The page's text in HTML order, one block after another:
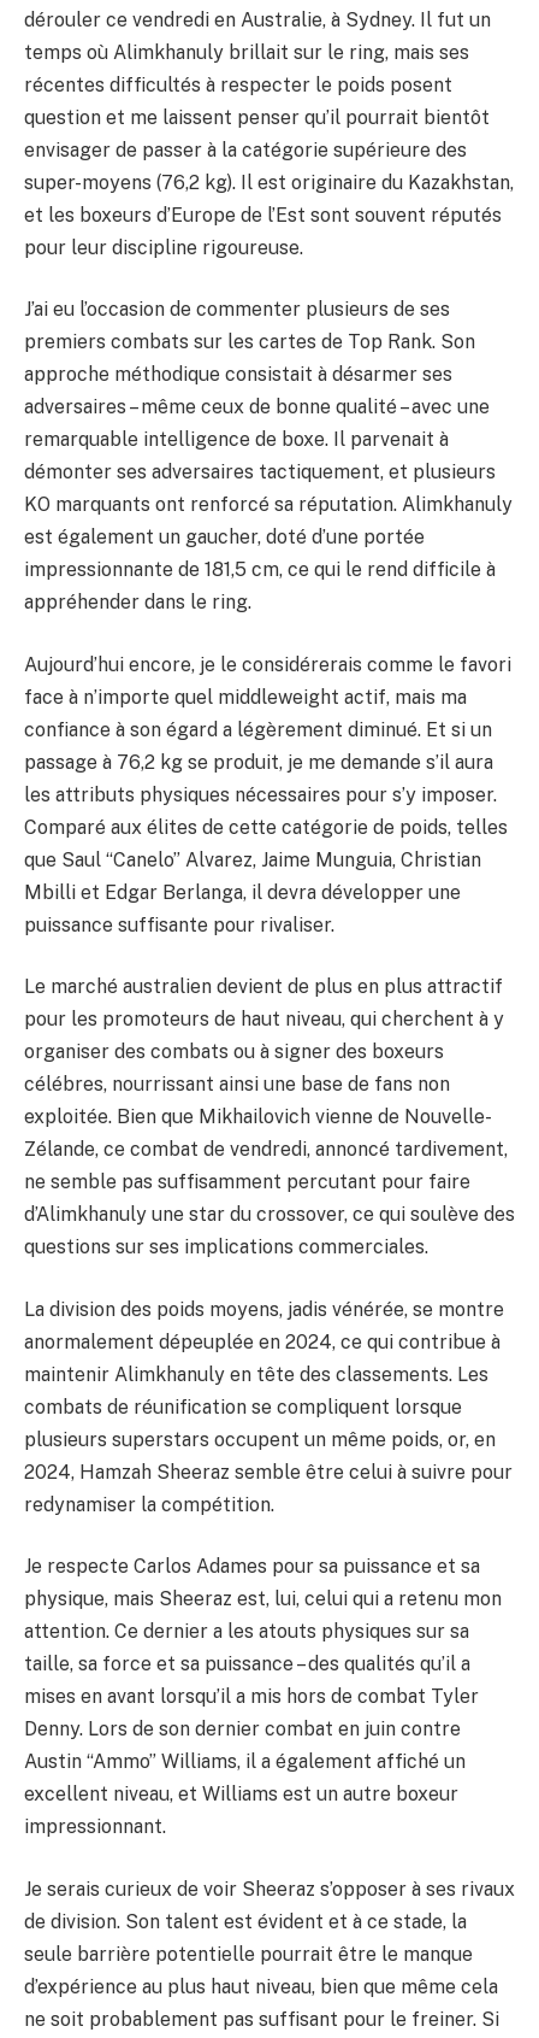
dérouler ce vendredi en Australie, à Sydney. Il fut un
temps où Alimkhanuly brillait sur le ring, mais ses
récentes difficultés à respecter le poids posent
question et me laissent penser qu’il pourrait bientôt
envisager de passer à la catégorie supérieure des
super-moyens (76,2 kg). Il est originaire du Kazakhstan,
et les boxeurs d’Europe de l’Est sont souvent réputés
pour leur discipline rigoureuse.
J’ai eu l’occasion de commenter plusieurs de ses
premiers combats sur les cartes de Top Rank. Son
approche méthodique consistait à désarmer ses
adversaires – même ceux de bonne qualité – avec une
remarquable intelligence de boxe. Il parvenait à
démonter ses adversaires tactiquement, et plusieurs
KO marquants ont renforcé sa réputation. Alimkhanuly
est également un gaucher, doté d’une portée
impressionnante de 181,5 cm, ce qui le rend difficile à
appréhender dans le ring.
Aujourd’hui encore, je le considérerais comme le favori
face à n’importe quel middleweight actif, mais ma
confiance à son égard a légèrement diminué. Et si un
passage à 76,2 kg se produit, je me demande s’il aura
les attributs physiques nécessaires pour s’y imposer.
Comparé aux élites de cette catégorie de poids, telles
que Saul “Canelo” Alvarez, Jaime Munguia, Christian
Mbilli et Edgar Berlanga, il devra développer une
puissance suffisante pour rivaliser.
Le marché australien devient de plus en plus attractif
pour les promoteurs de haut niveau, qui cherchent à y
organiser des combats ou à signer des boxeurs
célébres, nourrissant ainsi une base de fans non
exploitée. Bien que Mikhailovich vienne de Nouvelle-
Zélande, ce combat de vendredi, annoncé tardivement,
ne semble pas suffisamment percutant pour faire
d’Alimkhanuly une star du crossover, ce qui soulève des
questions sur ses implications commerciales.
La division des poids moyens, jadis vénérée, se montre
anormalement dépeuplée en 2024, ce qui contribue à
maintenir Alimkhanuly en tête des classements. Les
combats de réunification se compliquent lorsque
plusieurs superstars occupent un même poids, or, en
2024, Hamzah Sheeraz semble être celui à suivre pour
redynamiser la compétition.
Je respecte Carlos Adames pour sa puissance et sa
physique, mais Sheeraz est, lui, celui qui a retenu mon
attention. Ce dernier a les atouts physiques sur sa
taille, sa force et sa puissance – des qualités qu’il a
mises en avant lorsqu’il a mis hors de combat Tyler
Denny. Lors de son dernier combat en juin contre
Austin “Ammo” Williams, il a également affiché un
excellent niveau, et Williams est un autre boxeur
impressionnant.
Je serais curieux de voir Sheeraz s’opposer à ses rivaux
de division. Son talent est évident et à ce stade, la
seule barrière potentielle pourrait être le manque
d’expérience au plus haut niveau, bien que même cela
ne soit probablement pas suffisant pour le freiner. Si